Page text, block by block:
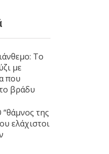
Το
με
που
βράδυ
“θάμνος της
ελάχιστοι